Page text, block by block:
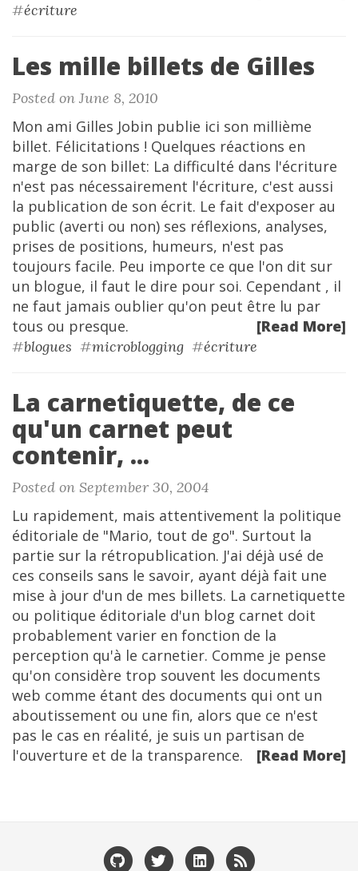
#écriture
Les mille billets de Gilles
Posted on June 8, 2010
Mon ami Gilles Jobin publie ici son millième
billet. Félicitations ! Quelques réactions en
marge de son billet: La difficulté dans l'écriture
n'est pas nécessairement l'écriture, c'est aussi
la publication de son écrit. Le fait d'exposer au
public (averti ou non) ses réflexions, analyses,
prises de positions, humeurs, n'est pas
toujours facile. Peu importe ce que l'on dit sur
un blogue, il faut le dire pour soi. Cependant , il
ne faut jamais oublier qu'on peut être lu par
tous ou presque.
[Read More]
#blogues #microblogging #écriture
La carnetiquette, de ce
qu'un carnet peut
contenir, ...
Posted on September 30, 2004
Lu rapidement, mais attentivement la politique
éditoriale de "Mario, tout de go". Surtout la
partie sur la rétropublication. J'ai déjà usé de
ces conseils sans le savoir, ayant déjà fait une
mise à jour d'un de mes billets. La carnetiquette
ou politique éditoriale d'un blog carnet doit
probablement varier en fonction de la
perception qu'à le carnetier. Comme je pense
qu'on considère trop souvent les documents
web comme étant des documents qui ont un
aboutissement ou une fin, alors que ce n'est
pas le cas en réalité, je suis un partisan de
l'ouverture et de la transparence.
[Read More]